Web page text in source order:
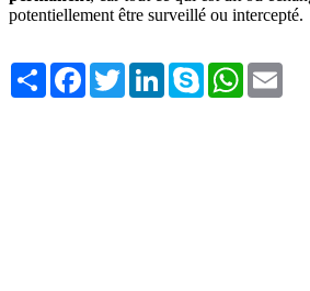
potentiellement être surveillé ou intercepté.
Share FacebookTwitterLinkedInSkype WhatsApp